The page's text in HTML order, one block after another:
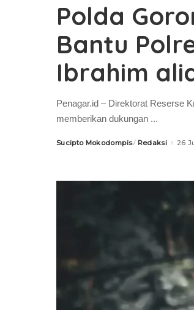
Polda
Bantu
Ibrahim
Penagar.id – Direktorat Reserse
memberikan dukungan ...
Posted
Sucipto Mokodompis Redaksi 26